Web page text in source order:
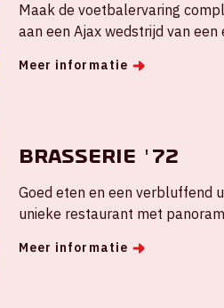
Maak de voetbalervaring
aan een Ajax wedstrijd van een
Meer informatie
Brasserie '72
Goed eten en een verbluffend
unieke restaurant met
Meer informatie